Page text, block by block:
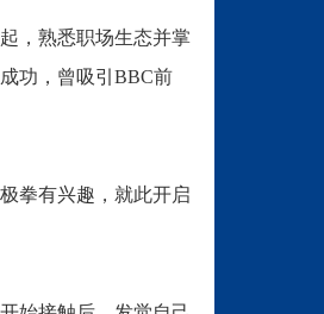
，熟悉职场生态并掌
功，曾吸引BBC前
拳有兴趣，就此开启